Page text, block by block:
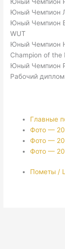
Юный Чемпион
Юный Чемпион
WUT
Юный Чемпион
Champion of the
Юный Чемпион
Рабочий
Главные
Фото —
Фото —
Фото —
Пометы /